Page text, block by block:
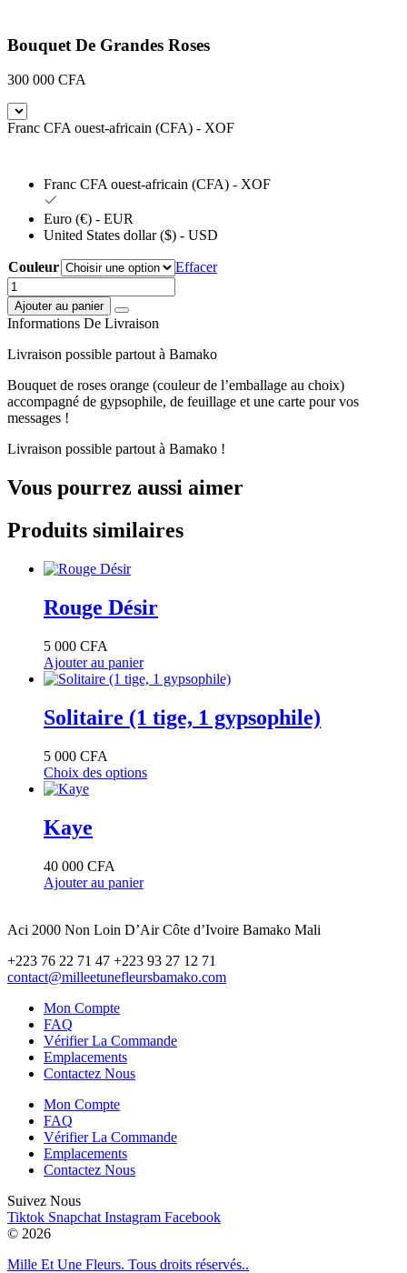
Bouquet De Grandes Roses
300 000 CFA
Franc CFA ouest-africain (CFA) - XOF
Franc CFA ouest-africain (CFA) - XOF
Euro (€) - EUR
United States dollar ($) - USD
Couleur
Effacer
quantité
de
Bouquet
De
Grandes
Ajouter au panier
Informations De Livraison
Livraison possible partout à Bamako
Bouquet de roses orange (couleur de l’emballage au choix)
accompagné de gypsophile, de feuillage et une carte pour vos
messages !
Livraison possible partout à Bamako !
Vous pourrez aussi aimer
Produits similaires
Rouge Désir
5 000 CFA
Ajouter au panier
Solitaire (1 tige, 1 gypsophile)
5 000 CFA
Choix des options
Ce
a
plusieurs
Les
options
choisies
la
page
du
produit
Kaye
40 000 CFA
Ajouter au panier
Aci 2000 Non Loin D’Air Côte d’Ivoire Bamako Mali
+223 76 22 71 47 +223 93 27 12 71
contact@milleetunefleursbamako.com
Mon Compte
FAQ
Vérifier La Commande
Emplacements
Contactez Nous
Mon Compte
FAQ
Vérifier La Commande
Emplacements
Contactez Nous
Suivez Nous
Tiktok Snapchat Instagram Facebook
© 2026
Mille Et Une Fleurs. Tous droits réservés..